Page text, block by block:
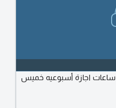
مطلوب بنات فقط للعمل بمقهى دوام 8 ساعات اجازة أسبوعيه خميس